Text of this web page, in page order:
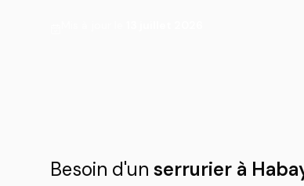
Besoin d'un serrurier à